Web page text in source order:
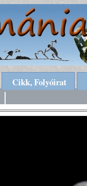
Cikk, Folyóirat